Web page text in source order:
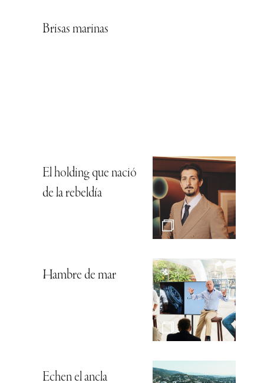
Brisas marinas
El holding que nació
de la rebeldía
Hambre de mar
Echen el ancla